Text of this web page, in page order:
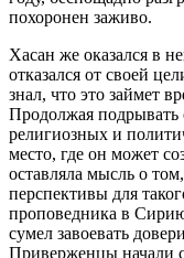
похоронен заживо.
Хасан же оказался в
отказался от своей
знал, что это займет
Продолжая подрывать
религиозных и
место, где он может
оставляла мысль о
перспективы для
проповедника в
сумел завоевать
Приверженцы начали